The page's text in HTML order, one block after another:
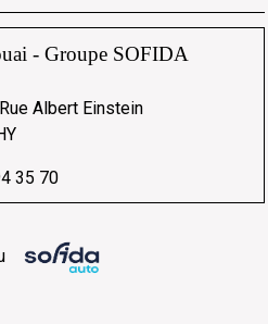
- Groupe SOFIDA
Albert Einstein
35 70